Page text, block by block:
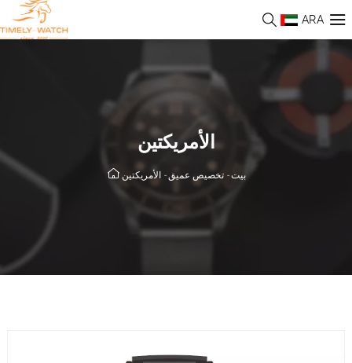
ARA
الأمريكتين
بيت - تخصيص عميق - الأمريكتين